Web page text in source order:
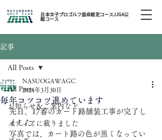
日本女子プロゴルフ協会認定コースJJGA公
認コース
記事
All Posts
お知らせ＆ご案内など
メディアに載りました
All Posts
毎年コツコツ進めています
NASUOGAWAGC
2024年3月30日
先日、17番のカート路舗装工事が完了し
ました。
写真では、カート路の色が黒くなってい